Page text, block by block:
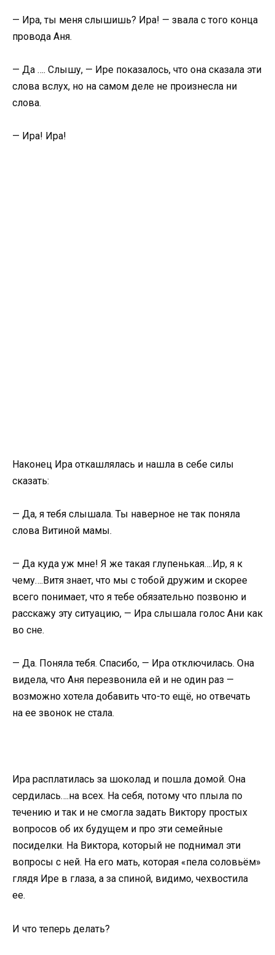
— Ира, ты меня слышишь? Ира! — звала с того конца
провода Аня.
— Да …. Слышу, — Ире показалось, что она сказала эти
слова вслух, но на самом деле не произнесла ни
слова.
— Ира! Ира!
Наконец Ира откашлялась и нашла в себе силы
сказать:
— Да, я тебя слышала. Ты наверное не так поняла
слова Витиной мамы.
— Да куда уж мне! Я же такая глупенькая….Ир, я к
чему….Витя знает, что мы с тобой дружим и скорее
всего понимает, что я тебе обязательно позвоню и
расскажу эту ситуацию, — Ира слышала голос Ани как
во сне.
— Да. Поняла тебя. Спасибо, — Ира отключилась. Она
видела, что Аня перезвонила ей и не один раз —
возможно хотела добавить что-то ещё, но отвечать
на ее звонок не стала.
Ира расплатилась за шоколад и пошла домой. Она
сердилась….на всех. На себя, потому что плыла по
течению и так и не смогла задать Виктору простых
вопросов об их будущем и про эти семейные
посиделки. На Виктора, который не поднимал эти
вопросы с ней. На его мать, которая «пела соловьём»
глядя Ире в глаза, а за спиной, видимо, чехвостила
ее.
И что теперь делать?